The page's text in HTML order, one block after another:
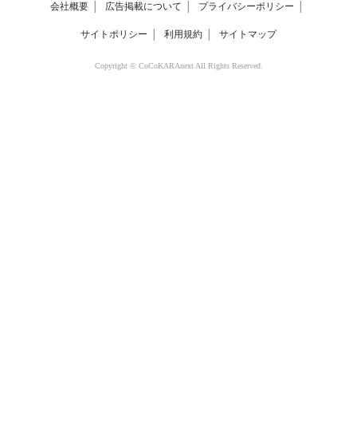
会社概要 広告掲載について プライバシーポリシー
サイトポリシー 利用規約 サイトマップ
Copyright © CoCoKARAnext All Rights Reserved.